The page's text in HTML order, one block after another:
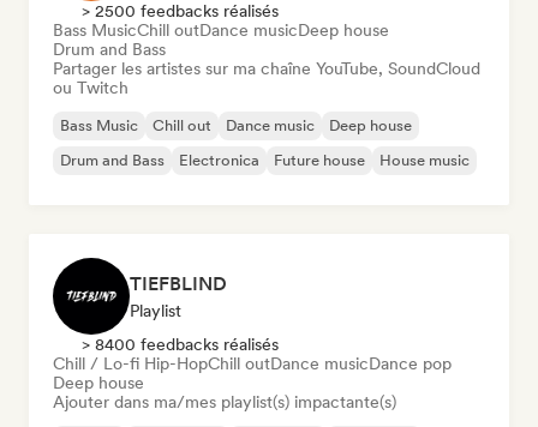
> 2500 feedbacks réalisés
Bass MusicChill outDance musicDeep house
Drum and Bass
Partager les artistes sur ma chaîne YouTube, SoundCloud
ou Twitch
Bass Music Chill out Dance music
Deep house
Drum and Bass
Electronica Future house House music
TIEFBLIND
Playlist
> 8400 feedbacks réalisés
Chill / Lo-fi Hip-HopChill outDance musicDance pop
Deep house
Ajouter dans ma/mes playlist(s) impactante(s)